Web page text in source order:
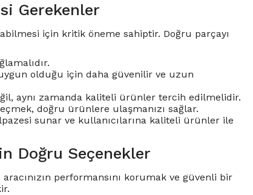
Gerekenler
için kritik öneme sahiptir. Doğru parçayı
olduğu için daha güvenilir ve uzun
aynı zamanda kaliteli ürünler tercih edilmelidir.
doğru ürünlere ulaşmanızı sağlar.
sunar ve kullanıcılarına kaliteli ürünler ile
Doğru Seçenekler
performansını korumak ve güvenli bir